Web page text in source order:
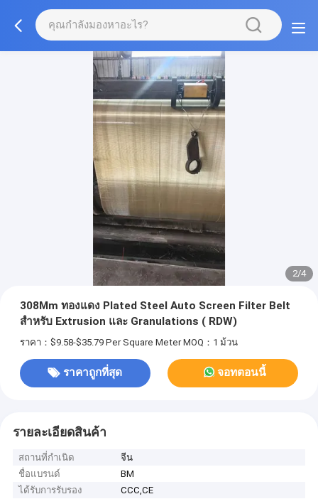
2/4
308Mm ทองแดง Plated Steel Auto Screen Filter Belt
สําหรับ Extrusion และ Granulations ( RDW)
ราคา：$9.58-$35.79 Per Square Meter MOQ：1 ม้วน
ราคาถูกที่สุด จอทตอนนี้
รายละเอียดสินค้า
สถานที่กำเนิด
จีน
ชื่อแบรนด์
BM
ได้รับการรับรอง
CCC,CE